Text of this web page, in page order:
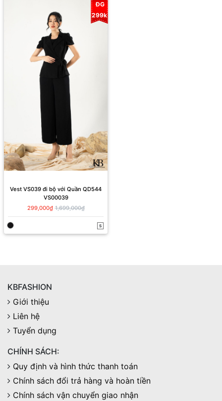
ĐG
299k
Vest VS039 đi bộ với Quần QD544
VS00039
299,000₫ 1,699,000₫
S
KBFASHION
Giới thiệu
Liên hệ
Tuyển dụng
CHÍNH SÁCH:
Quy định và hình thức thanh toán
Chính sách đổi trả hàng và hoàn tiền
Chính sách vận chuyển giao nhận